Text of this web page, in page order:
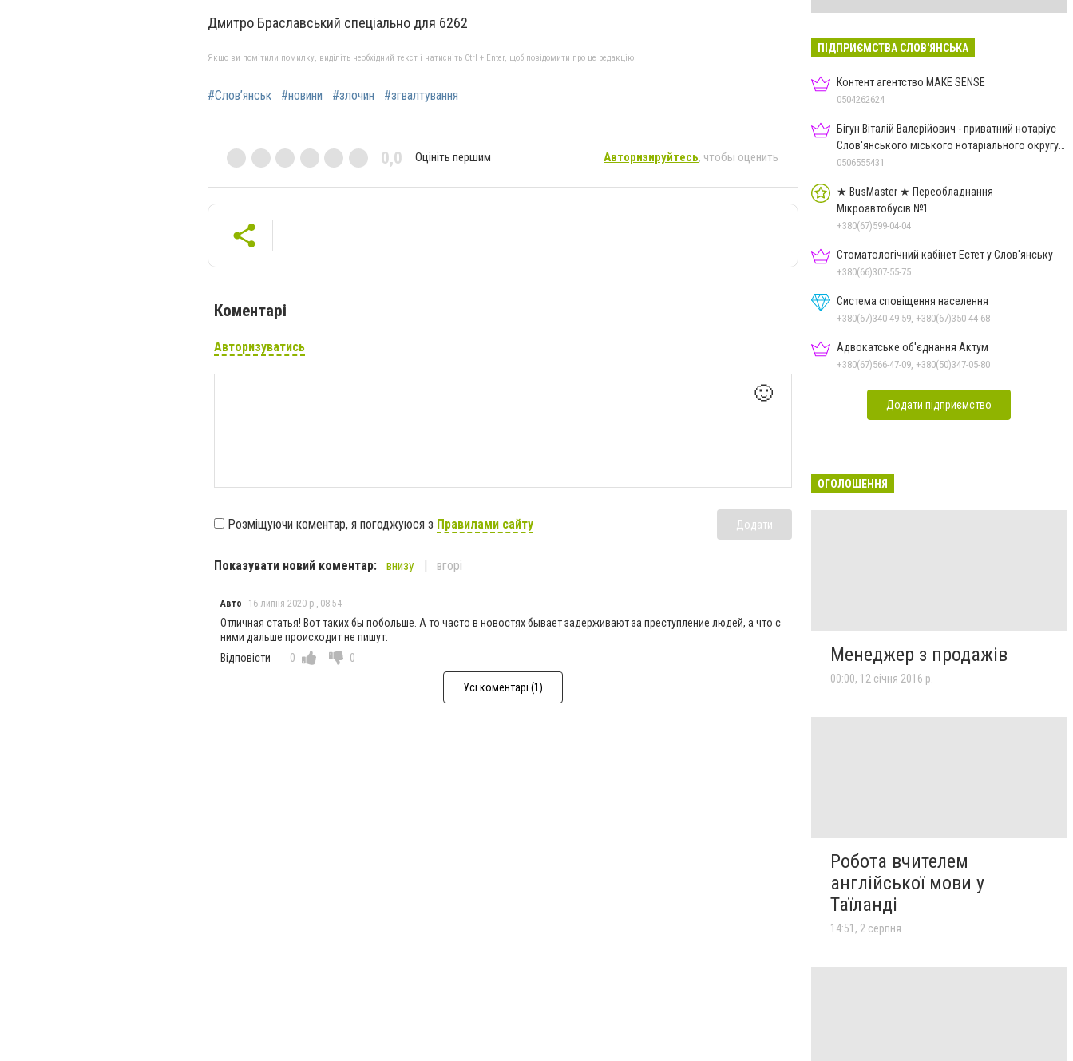
Дмитро Браславський спеціально для 6262
Якщо ви помітили помилку, виділіть необхідний текст і натисніть Ctrl + Enter, щоб повідомити про це редакцію
#Слов’янськ #новини #злочин #згвалтування
0,0 Оцініть першим Авторизируйтесь, чтобы оценить
Коментарі
Авторизуватись
🙂
Розміщуючи коментар, я погоджуюся з Правилами сайту Додати
Показувати новий коментар: внизу вгорі
Авто 16 липня 2020 р., 08:54
Отличная статья! Вот таких бы побольше. А то часто в новостях бывает задерживают за преступление людей, а что с
ними дальше происходит не пишут.
Відповісти
0 0
Усі коментарі (1)
ПІДПРИЄМСТВА СЛОВ'ЯНСЬКА
Контент агентство MAKE SENSE
0504262624
Бігун Віталій Валерійович - приватний нотаріус
Слов'янського міського нотаріального округу
Дон.обл.
0506555431
★ BusMaster ★ Переобладнання
Мікроавтобусів №1
+380(67)599-04-04
Стоматологічний кабінет Естет у Слов'янську
+380(66)307-55-75
Система сповіщення населення
+380(67)340-49-59, +380(67)350-44-68
Адвокатське об'єднання Актум
+380(67)566-47-09, +380(50)347-05-80
Додати підприємство
ОГОЛОШЕННЯ
Менеджер з продажів
00:00, 12 січня 2016 р.
Робота вчителем
англійської мови у
Таїланді
14:51, 2 серпня